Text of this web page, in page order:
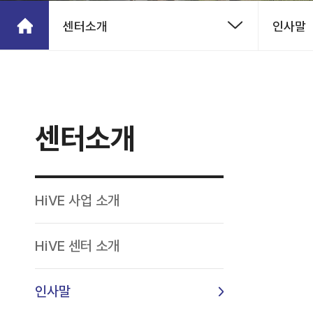
센터소개 인사말
센터소개
HiVE 사업 소개
HiVE 센터 소개
인사말